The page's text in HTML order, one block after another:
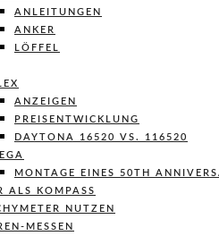
ANLEITUNGEN
ANKER
LÖFFEL
ANZEIGEN
PREISENTWICKLUNG
DAYTONA 16520 VS. 116520
MONTAGE EINES 50TH
ALS KOMPASS
NUTZEN
MESSEN